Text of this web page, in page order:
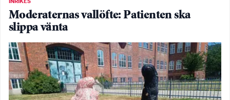
INRIKES
Moderaternas vallöfte: Patienten ska
slippa vänta